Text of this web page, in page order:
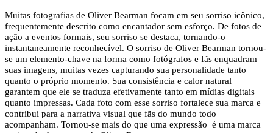
Muitas fotografias de Oliver Bearman focam em seu sorriso icônico,
frequentemente descrito como encantador sem esforço. De fotos de
ação a eventos formais, seu sorriso se destaca, tornando-o
instantaneamente reconhecível. O sorriso de Oliver Bearman tornou-
se um elemento-chave na forma como fotógrafos e fãs enquadram
suas imagens, muitas vezes capturando sua personalidade tanto
quanto o próprio momento. Sua consistência e calor natural
garantem que ele se traduza efetivamente tanto em mídias digitais
quanto impressas. Cada foto com esse sorriso fortalece sua marca e
contribui para a narrativa visual que fãs do mundo todo
acompanham. Tornou-se mais do que uma expressão é uma marca